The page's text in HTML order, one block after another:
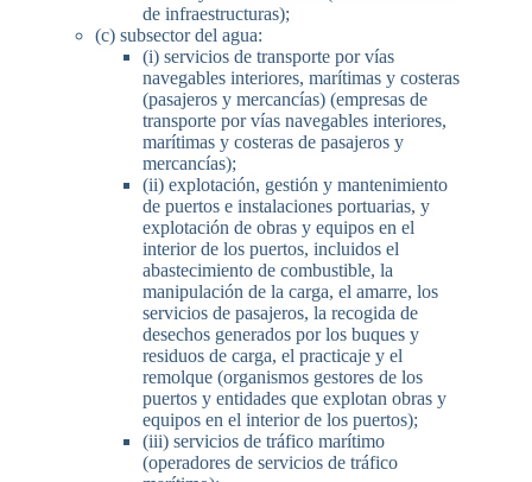
de infraestructuras);
(c) subsector del agua:
(i) servicios de transporte por vías
navegables interiores, marítimas y costeras
(pasajeros y mercancías) (empresas de
transporte por vías navegables interiores,
marítimas y costeras de pasajeros y
mercancías);
(ii) explotación, gestión y mantenimiento
de puertos e instalaciones portuarias, y
explotación de obras y equipos en el
interior de los puertos, incluidos el
abastecimiento de combustible, la
manipulación de la carga, el amarre, los
servicios de pasajeros, la recogida de
desechos generados por los buques y
residuos de carga, el practicaje y el
remolque (organismos gestores de los
puertos y entidades que explotan obras y
equipos en el interior de los puertos);
(iii) servicios de tráfico marítimo
(operadores de servicios de tráfico